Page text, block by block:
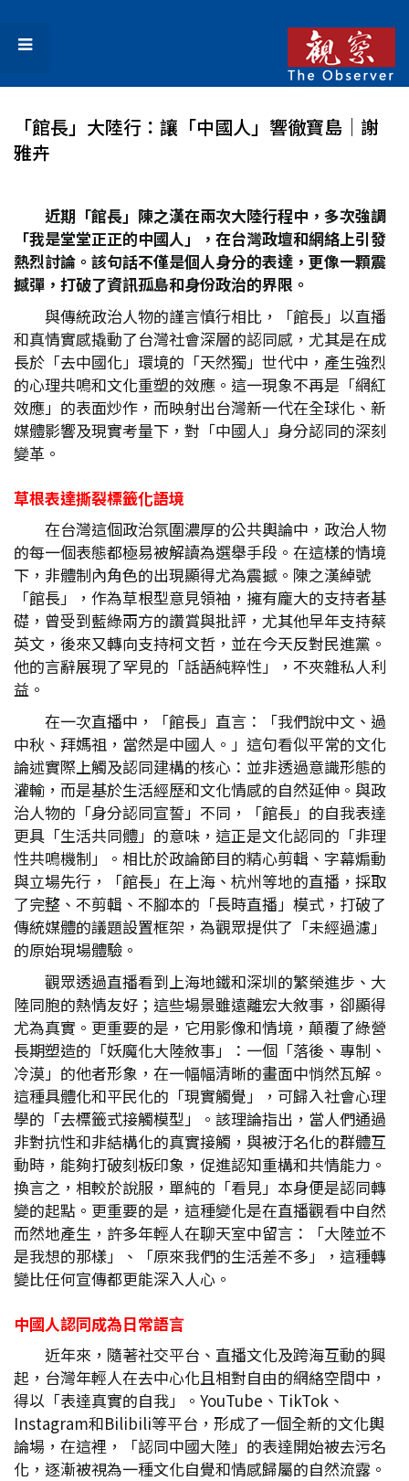
「館長」大陸行：讓「中國人」響徹寶島│謝
雅卉
近期「館長」陳之漢在兩次大陸行程中，多次強調
「我是堂堂正正的中國人」，在台灣政壇和網絡上引發
熱烈討論。該句話不僅是個人身分的表達，更像一顆震
撼彈，打破了資訊孤島和身份政治的界限。
與傳統政治人物的謹言慎行相比，「館長」以直播
和真情實感撬動了台灣社會深層的認同感，尤其是在成
長於「去中國化」環境的「天然獨」世代中，產生強烈
的心理共鳴和文化重塑的效應。這一現象不再是「網紅
效應」的表面炒作，而映射出台灣新一代在全球化、新
媒體影響及現實考量下，對「中國人」身分認同的深刻
變革。
草根表達撕裂標籤化語境
在台灣這個政治氛圍濃厚的公共輿論中，政治人物
的每一個表態都極易被解讀為選舉手段。在這樣的情境
下，非體制內角色的出現顯得尤為震撼。陳之漢綽號
「館長」，作為草根型意見領袖，擁有龐大的支持者基
礎，曾受到藍綠兩方的讚賞與批評，尤其他早年支持蔡
英文，後來又轉向支持柯文哲，並在今天反對民進黨。
他的言辭展現了罕見的「話語純粹性」，不夾雜私人利
益。
在一次直播中，「館長」直言：「我們說中文、過
中秋、拜媽祖，當然是中國人。」這句看似平常的文化
論述實際上觸及認同建構的核心：並非透過意識形態的
灌輸，而是基於生活經歷和文化情感的自然延伸。與政
治人物的「身分認同宣誓」不同，「館長」的自我表達
更具「生活共同體」的意味，這正是文化認同的「非理
性共鳴機制」。相比於政論節目的精心剪輯、字幕煽動
與立場先行，「館長」在上海、杭州等地的直播，採取
了完整、不剪輯、不腳本的「長時直播」模式，打破了
傳統媒體的議題設置框架，為觀眾提供了「未經過濾」
的原始現場體驗。
觀眾透過直播看到上海地鐵和深圳的繁榮進步、大
陸同胞的熱情友好；這些場景雖遠離宏大敘事，卻顯得
尤為真實。更重要的是，它用影像和情境，顛覆了綠營
長期塑造的「妖魔化大陸敘事」：一個「落後、專制、
冷漠」的他者形象，在一幅幅清晰的畫面中悄然瓦解。
這種具體化和平民化的「現實觸覺」，可歸入社會心理
學的「去標籤式接觸模型」。該理論指出，當人們通過
非對抗性和非結構化的真實接觸，與被汙名化的群體互
動時，能夠打破刻板印象，促進認知重構和共情能力。
換言之，相較於說服，單純的「看見」本身便是認同轉
變的起點。更重要的是，這種變化是在直播觀看中自然
而然地產生，許多年輕人在聊天室中留言：「大陸並不
是我想的那樣」、「原來我們的生活差不多」，這種轉
變比任何宣傳都更能深入人心。
中國人認同成為日常語言
近年來，隨著社交平台、直播文化及跨海互動的興
起，台灣年輕人在去中心化且相對自由的網絡空間中，
得以「表達真實的自我」。YouTube、TikTok、
Instagram和Bilibili等平台，形成了一個全新的文化輿
論場，在這裡，「認同中國大陸」的表達開始被去污名
化，逐漸被視為一種文化自覺和情感歸屬的自然流露。